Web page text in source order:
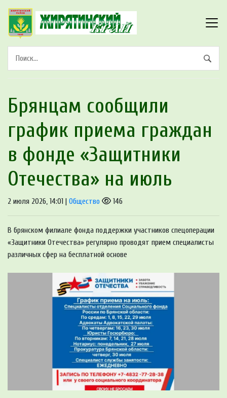
Брянцам сообщили
график приема граждан
в фонде «Защитники
Отечества» на июль
2 июля 2026, 14:01 | Общество 146
В брянском филиале фонда поддержки участников спецоперации
«Защитники Отечества» регулярно проводят прием специалисты
различных сфер на бесплатной основе